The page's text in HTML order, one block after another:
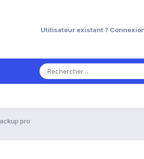
Utilisateur existant ?
pro